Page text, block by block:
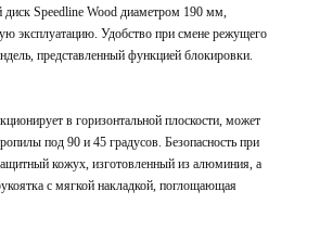
диск Speedline Wood диаметром 190 мм,
эксплуатацию. Удобство при смене режущего
представленный функцией блокировки.
в горизонтальной плоскости, может
под 90 и 45 градусов. Безопасность при
кожух, изготовленный из алюминия, а
с мягкой накладкой, поглощающая